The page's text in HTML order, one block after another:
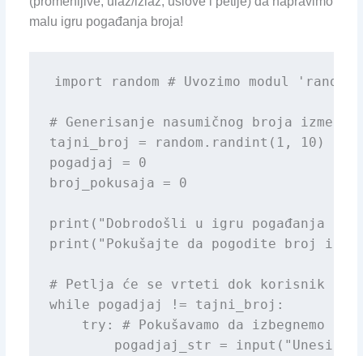
malu igru pogađanja broja!
import random # Uvozimo modul
# Generisanje nasumičnog broja između
tajni_broj = random.randint(1, 10)
pogadjaj = 0
broj_pokusaja = 0
print("Dobrodošli u igru pogađanja
print("Pokušajte da pogodite broj
# Petlja će se vrteti dok korisnik ne
while pogadjaj != tajni_broj:
try: # Pokušavamo da izbegnemo
pogadjaj_str = input("Unesite